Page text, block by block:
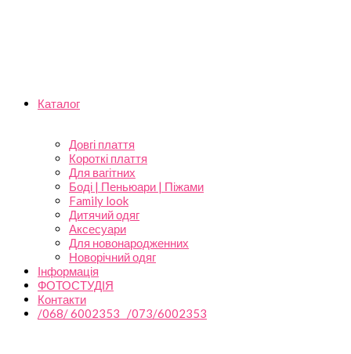
Каталог
Довгі плаття
Короткі плаття
Для вагітних
Боді | Пеньюари | Піжами
Family look
Дитячий одяг
Аксесуари
Для новонародженних
Новорічний одяг
Інформація
ФОТОСТУДІЯ
Контакти
/068/ 6002353 /073/6002353